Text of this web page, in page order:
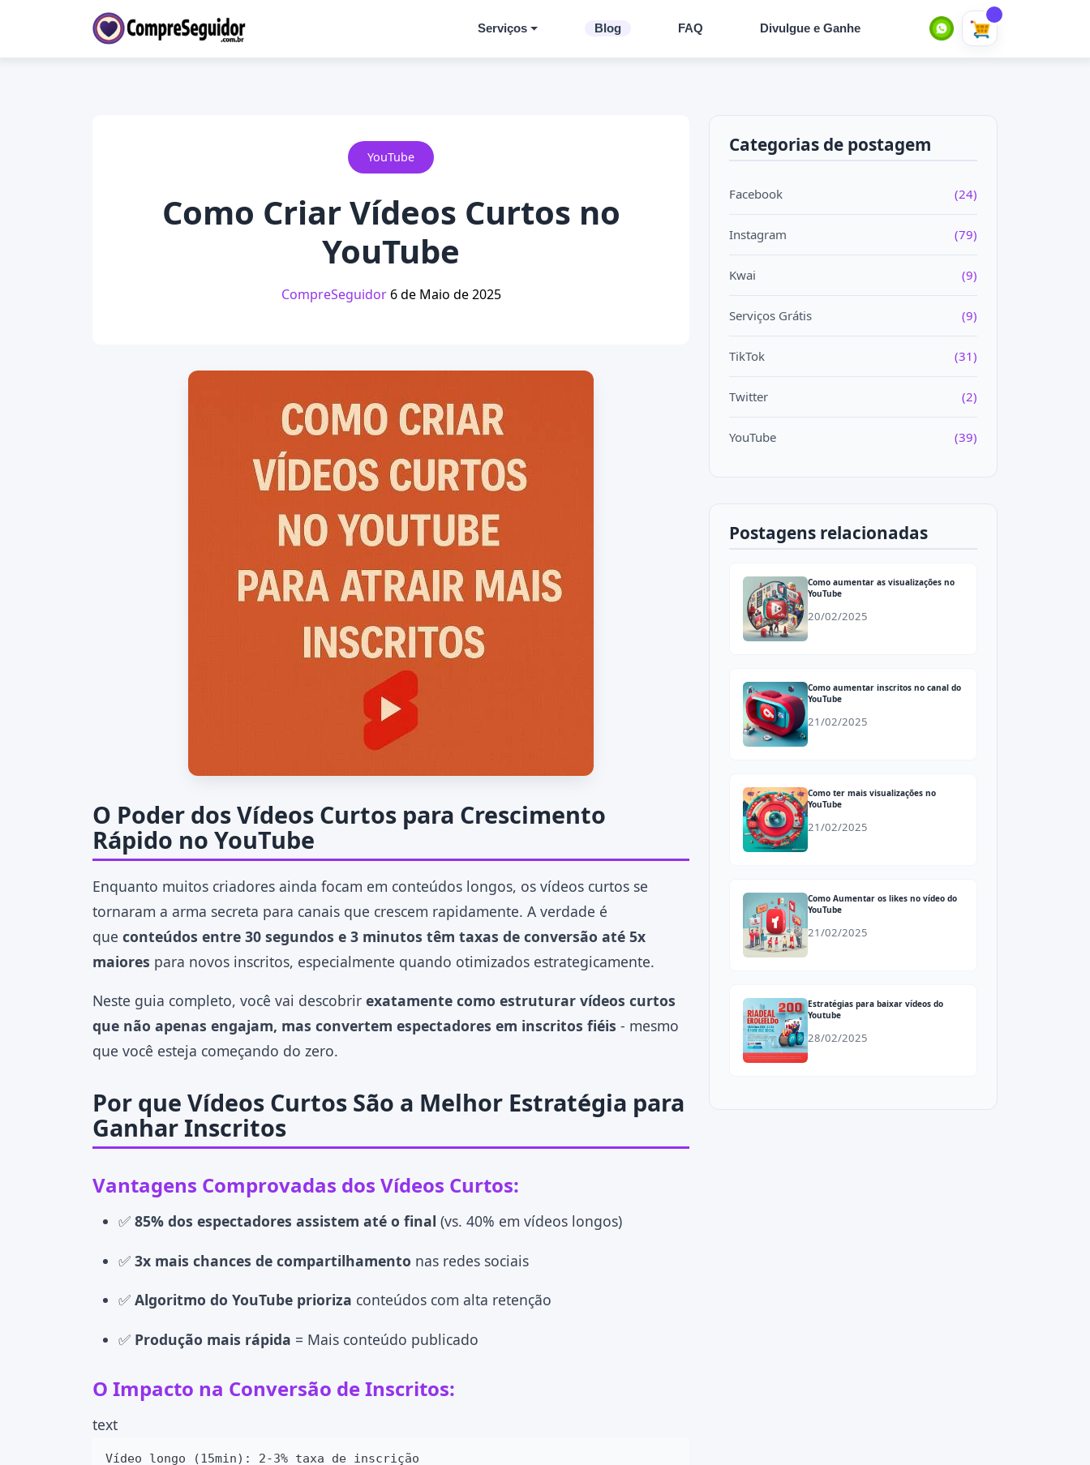
Serviços Blog FAQ Divulgue e Ganhe
YouTube
Como Criar Vídeos Curtos no
YouTube
CompreSeguidor 6 de Maio de 2025
O Poder dos Vídeos Curtos para Crescimento
Rápido no YouTube
Enquanto muitos criadores ainda focam em conteúdos longos, os vídeos curtos se
tornaram a arma secreta para canais que crescem rapidamente. A verdade é
que conteúdos entre 30 segundos e 3 minutos têm taxas de conversão até 5x
maiores para novos inscritos, especialmente quando otimizados estrategicamente.
Neste guia completo, você vai descobrir exatamente como estruturar vídeos curtos
que não apenas engajam, mas convertem espectadores em inscritos fiéis - mesmo
que você esteja começando do zero.
Por que Vídeos Curtos São a Melhor Estratégia para
Ganhar Inscritos
Vantagens Comprovadas dos Vídeos Curtos:
✅ 85% dos espectadores assistem até o final (vs. 40% em vídeos longos)
✅ 3x mais chances de compartilhamento nas redes sociais
✅ Algoritmo do YouTube prioriza conteúdos com alta retenção
✅ Produção mais rápida = Mais conteúdo publicado
O Impacto na Conversão de Inscritos:
text
Vídeo longo (15min): 2-3% taxa de inscrição
Categorias de postagem
Facebook (24)
Instagram (79)
Kwai (9)
Serviços Grátis (9)
TikTok (31)
Twitter (2)
YouTube (39)
Postagens relacionadas
Como aumentar as visualizações no
YouTube
20/02/2025
Como aumentar inscritos no canal do
YouTube
21/02/2025
Como ter mais visualizações no
YouTube
21/02/2025
Como Aumentar os likes no vídeo do
YouTube
21/02/2025
Estratégias para baixar vídeos do
Youtube
28/02/2025